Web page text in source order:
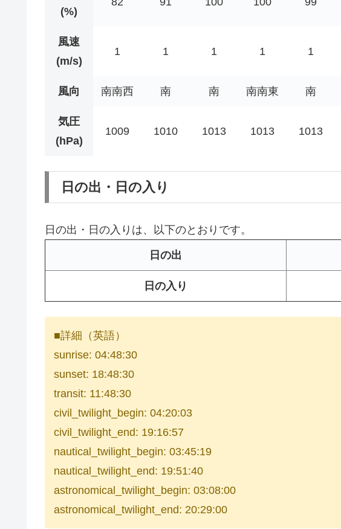
(%)
風速
(m/s)
1 1 1 1 1
風向 南南西 南 南 南南東 南
気圧
(hPa)
1009 1010 1013 1013 1013
日の出・日の入り
日の出・日の入りは、以下のとおりです。
日の出
日の入り
■詳細（英語）
sunrise: 04:48:30
sunset: 18:48:30
transit: 11:48:30
civil_twilight_begin: 04:20:03
civil_twilight_end: 19:16:57
nautical_twilight_begin: 03:45:19
nautical_twilight_end: 19:51:40
astronomical_twilight_begin: 03:08:00
astronomical_twilight_end: 20:29:00